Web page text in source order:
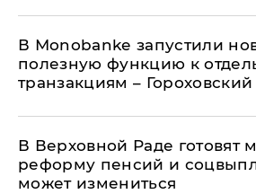
В Мonobankе запустили
полезную функцию к
транзакциям – Гороховский
В Верховной Раде готовят
реформу пенсий и
может измениться